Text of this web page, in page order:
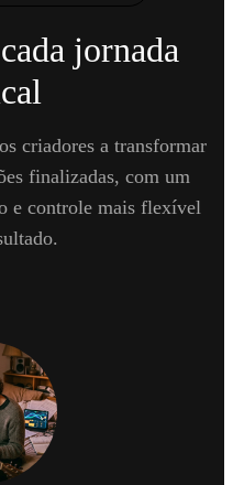
jornada
criadores a transformar
finalizadas, com um
e controle mais flexível